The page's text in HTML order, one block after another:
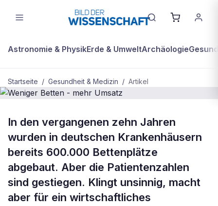
Astronomie & PhysikErde & UmweltArchäologie
Startseite / Gesundheit & Medizin / Artikel
Weniger Betten - mehr Umsatz
In den vergangenen zehn Jahren
wurden in deutschen Krankenhäusern
bereits 600.000 Bettenplätze
abgebaut. Aber die Patientenzahlen
sind gestiegen. Klingt unsinnig, macht
aber für ein wirtschaftliches